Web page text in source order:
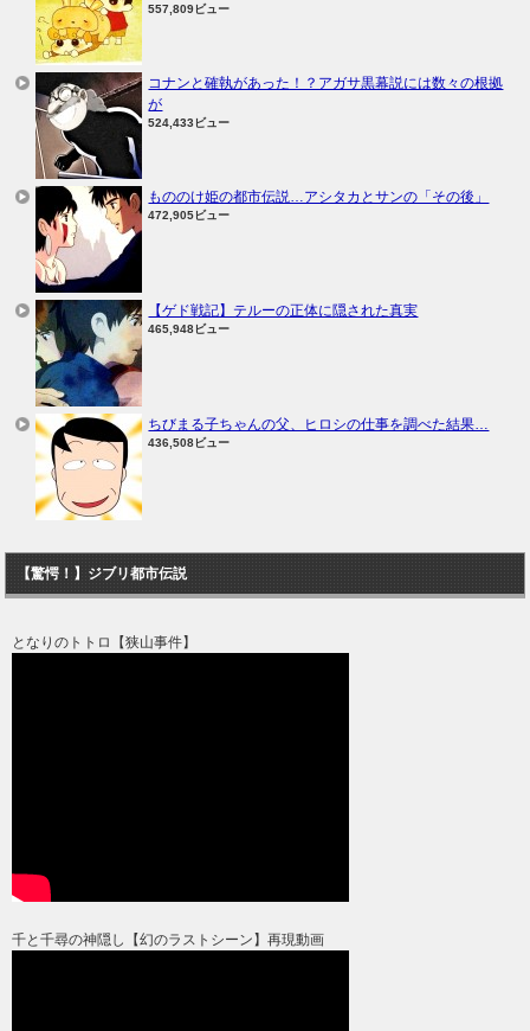
557,809ビュー
コナンと確執があった！？アガサ黒幕説には数々の根拠
が
524,433ビュー
もののけ姫の都市伝説…アシタカとサンの「その後」
472,905ビュー
【ゲド戦記】テルーの正体に隠された真実
465,948ビュー
ちびまる子ちゃんの父、ヒロシの仕事を調べた結果…
436,508ビュー
【驚愕！】ジブリ都市伝説
となりのトトロ【狭山事件】
千と千尋の神隠し【幻のラストシーン】再現動画